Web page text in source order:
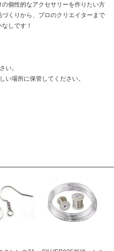
個性的なアクセサリーを作りたい方
くりから、プロのクリエイターまで
しです！
い。
い場所に保管してください。